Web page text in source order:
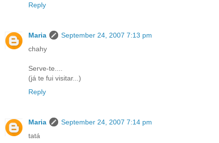
Reply
Maria
September 24, 2007 7:13 pm
chahy
Serve-te....
(já te fui visitar...)
Reply
Maria
September 24, 2007 7:14 pm
tatá